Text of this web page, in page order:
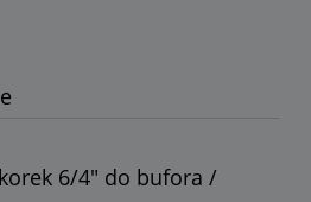
6/4" do bufora /